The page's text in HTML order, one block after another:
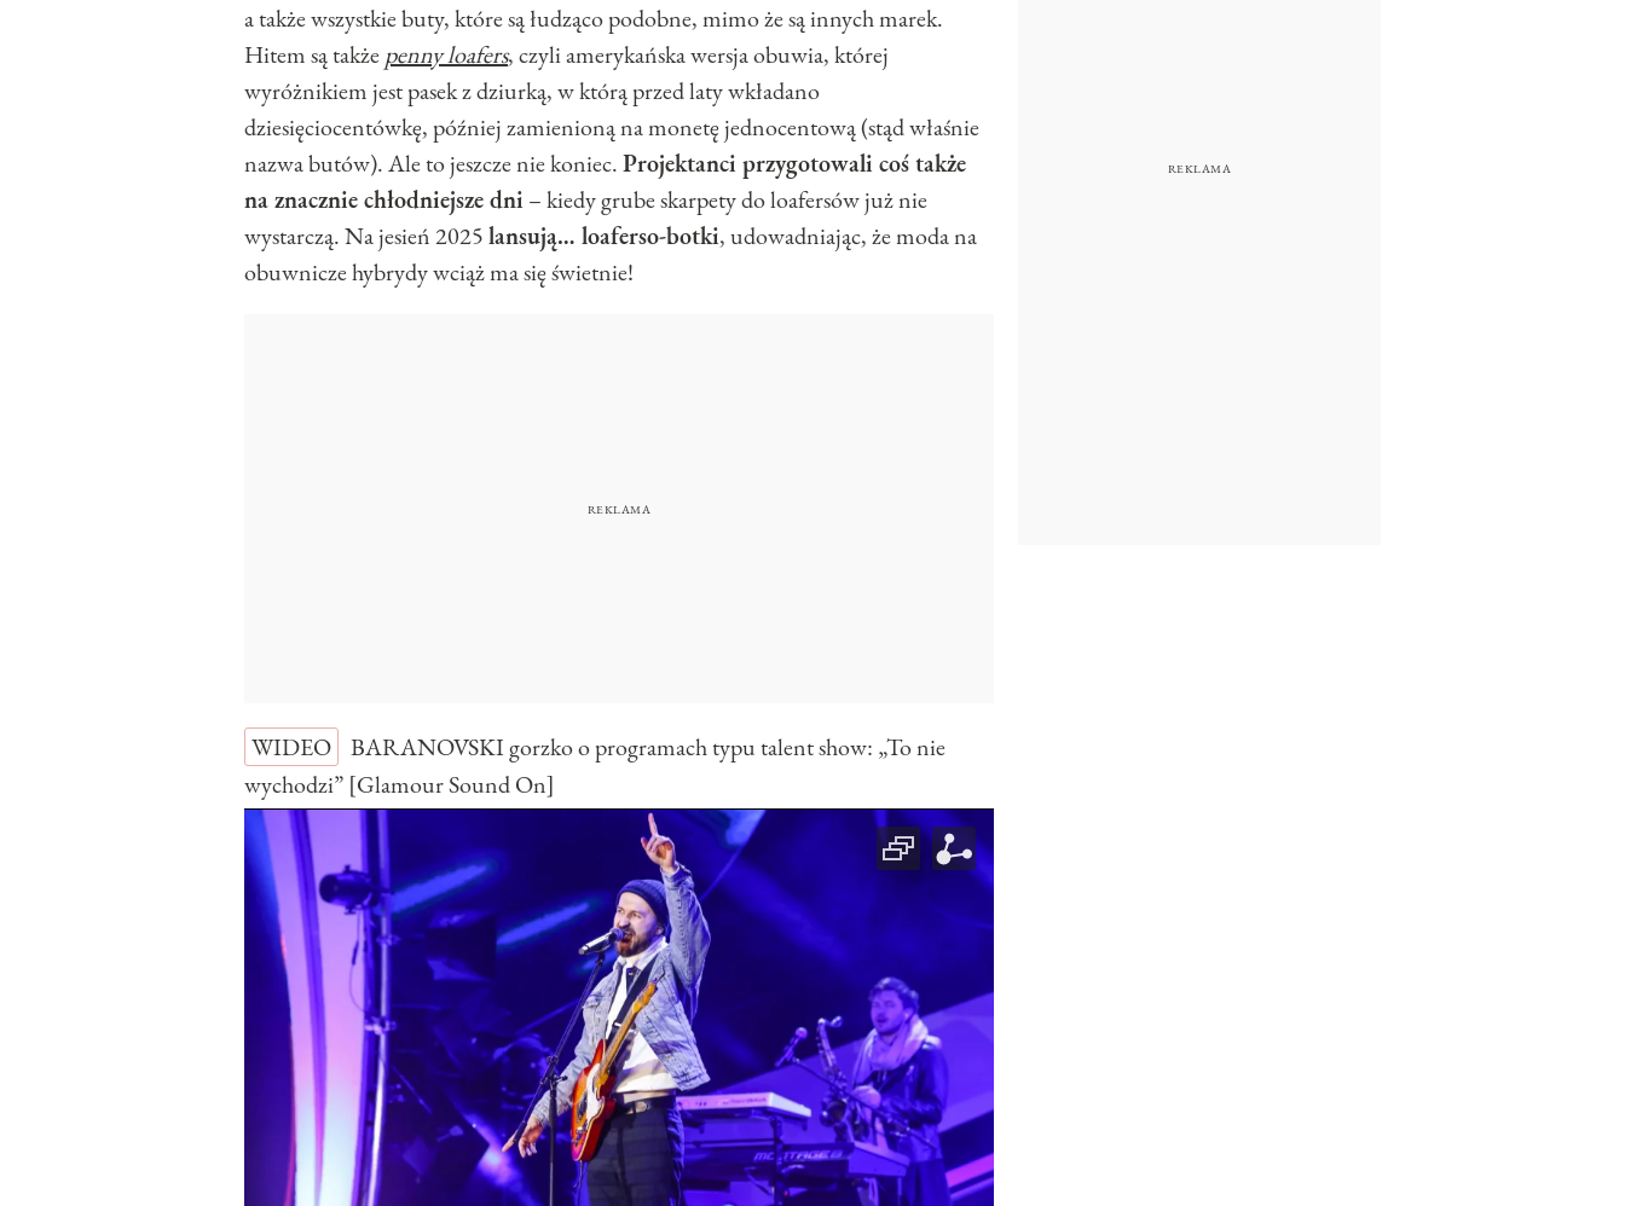
a także wszystkie buty, które są łudząco podobne, mimo że są innych marek.
Hitem są takżepenny loafers, czyli amerykańska wersja obuwia, której
wyróżnikiem jest pasek z dziurką, w którą przed laty wkładano
dziesięciocentówkę, później zamienioną na monetę jednocentową (stąd właśnie
nazwa butów). Ale to jeszcze nie koniec.Projektanci przygotowali coś także
na znacznie chłodniejsze dni – kiedy grube skarpety do loafersów już nie
wystarczą. Na jesień 2025lansują… loaferso-botki, udowadniając, że moda na
obuwnicze hybrydy wciąż ma się świetnie!
WIDEO
BARANOVSKI gorzko o programach typu talent show: „To nie
wychodzi” [Glamour Sound On]